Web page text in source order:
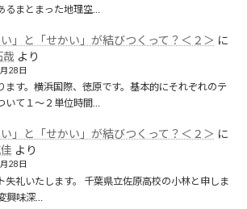
るまとまった地理空…
い」と「せかい」が結びつくって？＜２＞ に
哉 より
28日
ます。横浜国際、徳原です。基本的にそれぞれのテ
いて１〜２単位時間…
い」と「せかい」が結びつくって？＜２＞ に
より
28日
失礼いたします。 千葉県立佐原高校の小林と申しま
興味深…